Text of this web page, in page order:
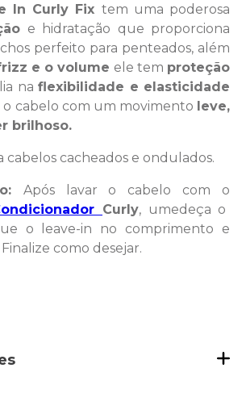
In Curly Fix tem uma poderosa
e hidratação que proporciona
perfeito para penteados, além
e o volume ele tem proteção
na flexibilidade e elasticidade
o cabelo com um movimento leve,
brilhoso.
cabelos cacheados e ondulados.
Após lavar o cabelo com o
Curly, umedeça o
o leave-in no comprimento e
como desejar.